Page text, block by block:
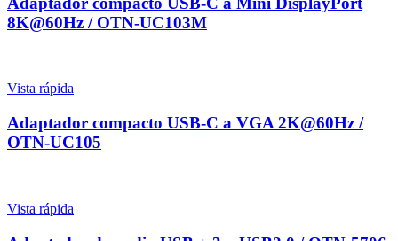
8K@60Hz / OTN-UC103M
Vista rápida
Adaptador compacto USB-C a VGA 2K@60Hz /
OTN-UC105
Vista rápida